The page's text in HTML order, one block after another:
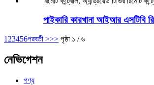
পাইকারি কারখানা আইআর এসটিবি
1 23456পরবর্তী >>> পৃষ্ঠা ১ / ৬
নেভিগেশন
পণ্য